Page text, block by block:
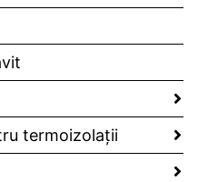
termoizolaţii